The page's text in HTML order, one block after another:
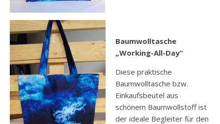
Baumwolltasche
„Working-All-Day“
Diese praktische
Baumwolltasche bzw.
Einkaufsbeutel aus
schönem Baumwollstoff ist
der ideale Begleiter für den